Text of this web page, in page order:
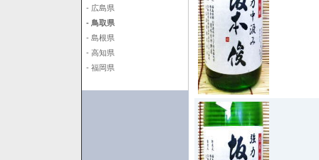
- 広島県
- 鳥取県
- 島根県
- 高知県
- 福岡県